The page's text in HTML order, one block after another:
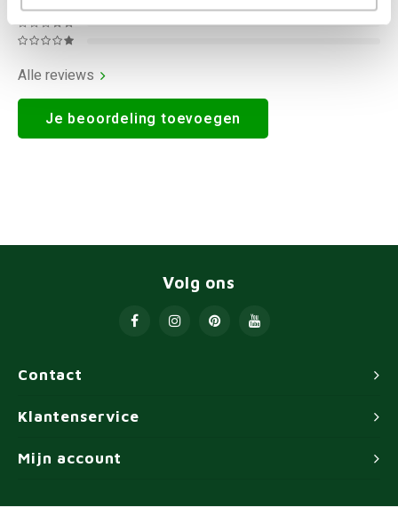
Alle reviews
Je beoordeling toevoegen
Contact
Volg ons
Klantenservice
Mijn account